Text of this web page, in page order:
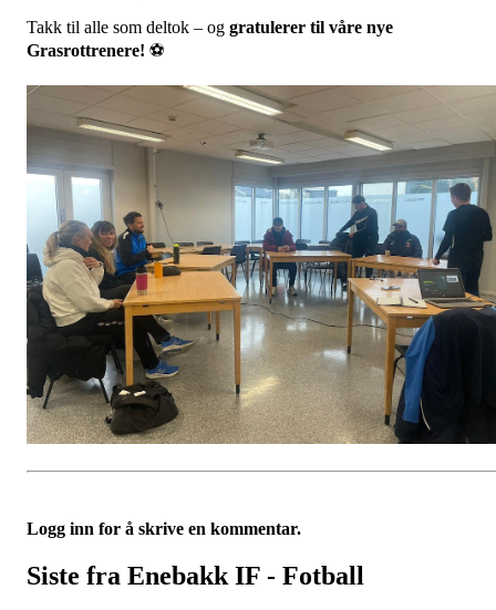
Takk til alle som deltok – og gratulerer til våre nye
Grasrottrenere! ⚽️
Logg inn for å skrive en kommentar.
Siste fra Enebakk IF - Fotball